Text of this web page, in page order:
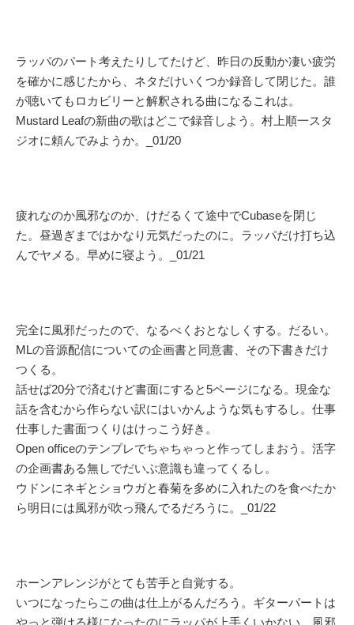
ラッパのパート考えたりしてたけど、昨日の反動か凄い疲労
を確かに感じたから、ネタだけいくつか録音して閉じた。誰
が聴いてもロカビリーと解釈される曲になるこれは。
Mustard Leafの新曲の歌はどこで録音しよう。村上順一スタ
ジオに頼んでみようか。_01/20
疲れなのか風邪なのか、けだるくて途中でCubaseを閉じ
た。昼過ぎまではかなり元気だったのに。ラッパだけ打ち込
んでヤメる。早めに寝よう。_01/21
完全に風邪だったので、なるべくおとなしくする。だるい。
MLの音源配信についての企画書と同意書、その下書きだけ
つくる。
話せば20分で済むけど書面にすると5ページになる。現金な
話を含むから作らない訳にはいかんような気もするし。仕事
仕事した書面つくりはけっこう好き。
Open officeのテンプレでちゃちゃっと作ってしまおう。活字
の企画書ある無しでだいぶ意識も違ってくるし。
ウドンにネギとショウガと春菊を多めに入れたのを食べたか
ら明日には風邪が吹っ飛んでるだろうに。_01/22
ホーンアレンジがとても苦手と自覚する。
いつになったらこの曲は仕上がるんだろう。ギターパートは
やっと弾ける様になったのにラッパが上手くいかない。風邪